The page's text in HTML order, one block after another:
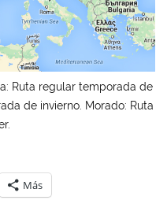
Ruta regular temporada de
de invierno. Morado: Ruta
Más